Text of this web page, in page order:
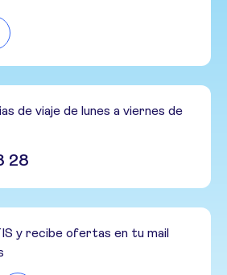
de viaje de lunes a viernes de
28
y recibe ofertas en tu mail